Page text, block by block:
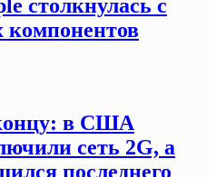
столкнулась с
компонентов
в США
сеть 2G, а
последнего